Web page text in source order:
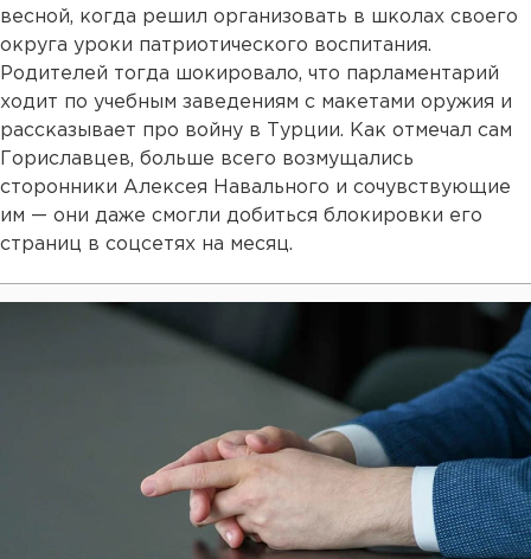
весной, когда решил организовать в школах своего
округа уроки патриотического воспитания.
Родителей тогда шокировало, что парламентарий
ходит по учебным заведениям с макетами оружия и
рассказывает про войну в Турции. Как отмечал сам
Гориславцев, больше всего возмущались
сторонники Алексея Навального и сочувствующие
им — они даже смогли добиться блокировки его
страниц в соцсетях на месяц.